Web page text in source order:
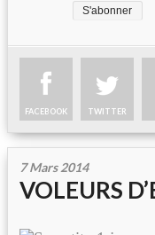
FACEBOOK TWITTER
7 Mars 2014
VOLEURS